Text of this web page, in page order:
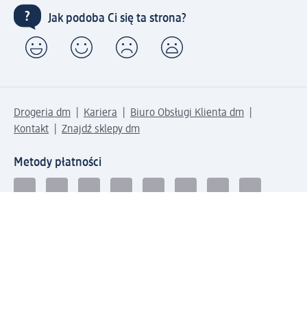
Jak podoba Ci się ta strona?
Drogeria dm Kariera
Biuro Obsługi Klienta dm
Kontakt
Znajdź sklepy dm
Metody płatności